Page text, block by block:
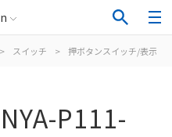
> スイッチ > 押ボタンスイッチ/表示灯
P111-